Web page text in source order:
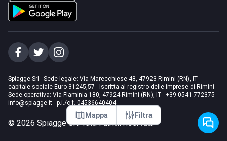
Mappa Filtra
Spiagge Srl - Sede legale: Via Marecchiese 48, 47923 Rimini (RN), IT -
capitale sociale Euro 31245,57 - Iscritta al registro delle imprese di Rimini
Sede operativa: Via Flaminia 180, 47924 Rimini (RN), IT - +39 0541 772375 -
info@spiagge.it - p.i./c.f. 04536640404
© 2026 Spiagge Srl. Tutti i diritti riservati.